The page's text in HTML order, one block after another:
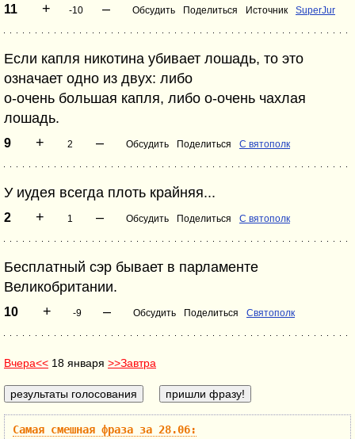
11 + -10 – Обсудить Поделиться Источник SuperJur
Если капля никотина убивает лошадь, то это
означает одно из двух: либо
о-очень большая капля, либо о-очень чахлая
лошадь.
9 + 2 – Обсудить Поделиться С вятополк
У иудея всегда плоть крайняя...
2 + 1 – Обсудить Поделиться С вятополк
Бесплатный сэр бывает в парламенте
Великобритании.
10 + -9 – Обсудить Поделиться Святополк
Вчера<< 18 января >>Завтра
Самая смешная фраза за 28.06: